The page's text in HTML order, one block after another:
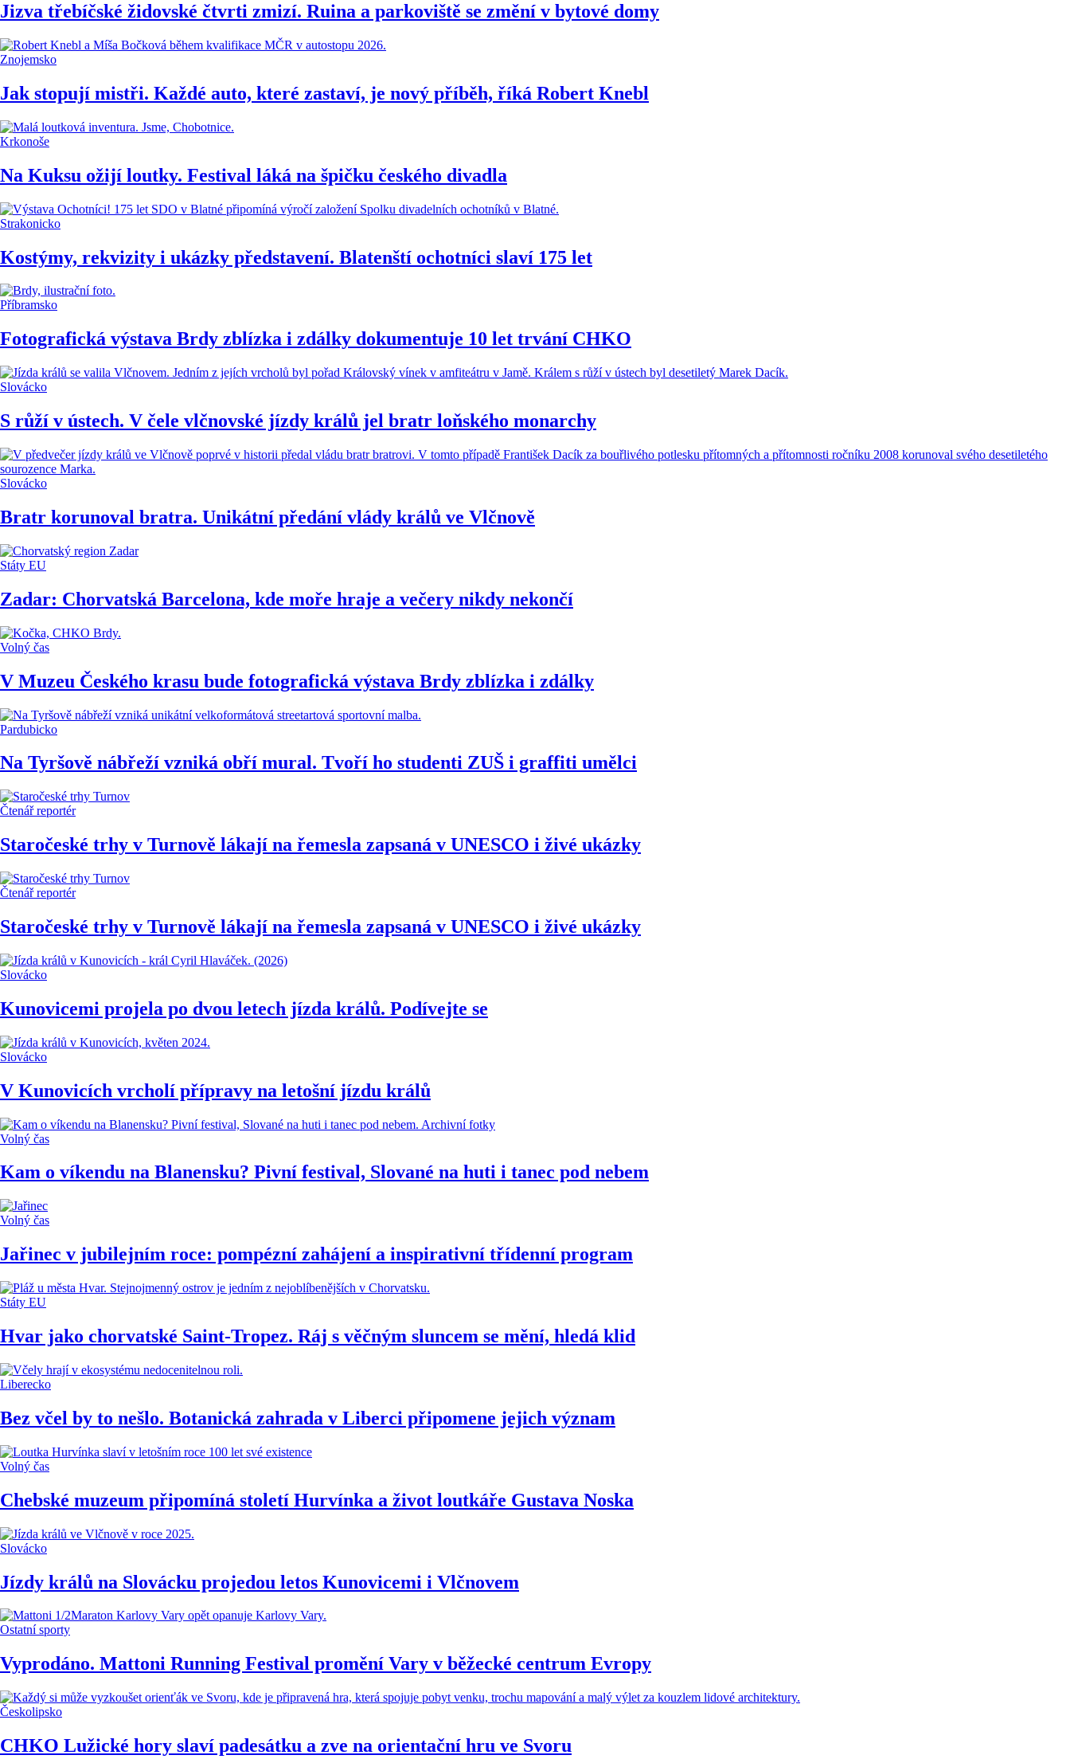
Jizva třebíčské židovské čtvrti zmizí. Ruina a parkoviště se změní v bytové domy
Znojemsko
Jak stopují mistři. Každé auto, které zastaví, je nový příběh, říká Robert Knebl
Krkonoše
Na Kuksu ožijí loutky. Festival láká na špičku českého divadla
Strakonicko
Kostýmy, rekvizity i ukázky představení. Blatenští ochotníci slaví 175 let
Příbramsko
Fotografická výstava Brdy zblízka i zdálky dokumentuje 10 let trvání CHKO
Slovácko
S růží v ústech. V čele vlčnovské jízdy králů jel bratr loňského monarchy
Slovácko
Bratr korunoval bratra. Unikátní předání vlády králů ve Vlčnově
Státy EU
Zadar: Chorvatská Barcelona, kde moře hraje a večery nikdy nekončí
Volný čas
V Muzeu Českého krasu bude fotografická výstava Brdy zblízka i zdálky
Pardubicko
Na Tyršově nábřeží vzniká obří mural. Tvoří ho studenti ZUŠ i graffiti umělci
Čtenář reportér
Staročeské trhy v Turnově lákají na řemesla zapsaná v UNESCO i živé ukázky
Čtenář reportér
Staročeské trhy v Turnově lákají na řemesla zapsaná v UNESCO i živé ukázky
Slovácko
Kunovicemi projela po dvou letech jízda králů. Podívejte se
Slovácko
V Kunovicích vrcholí přípravy na letošní jízdu králů
Volný čas
Kam o víkendu na Blanensku? Pivní festival, Slované na huti i tanec pod nebem
Volný čas
Jařinec v jubilejním roce: pompézní zahájení a inspirativní třídenní program
Státy EU
Hvar jako chorvatské Saint-Tropez. Ráj s věčným sluncem se mění, hledá klid
Liberecko
Bez včel by to nešlo. Botanická zahrada v Liberci připomene jejich význam
Volný čas
Chebské muzeum připomíná století Hurvínka a život loutkáře Gustava Noska
Slovácko
Jízdy králů na Slovácku projedou letos Kunovicemi i Vlčnovem
Ostatní sporty
Vyprodáno. Mattoni Running Festival promění Vary v běžecké centrum Evropy
Českolipsko
CHKO Lužické hory slaví padesátku a zve na orientační hru ve Svoru